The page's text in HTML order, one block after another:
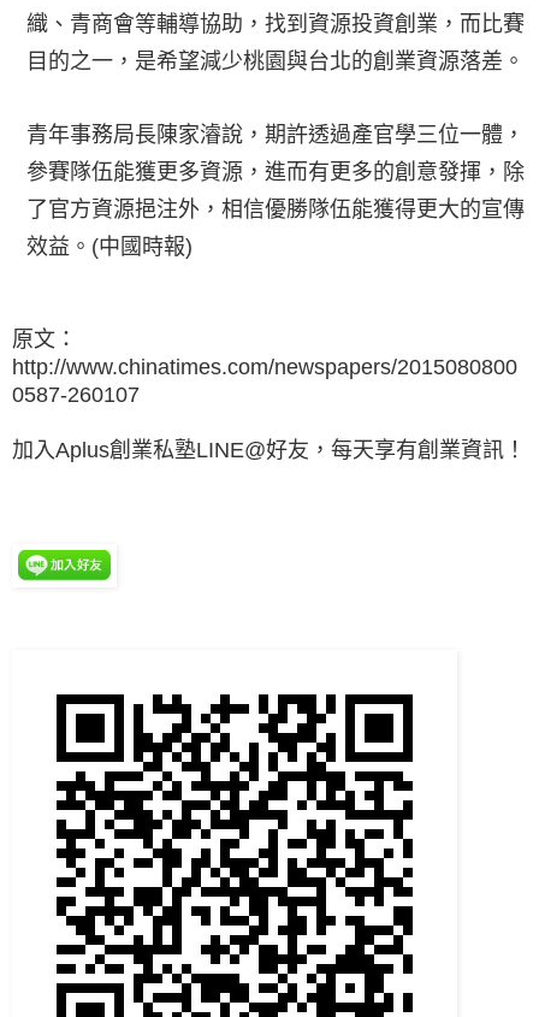
織、青商會等輔導協助，找到資源投資創業，而比賽
目的之一，是希望減少桃園與台北的創業資源落差。
青年事務局長陳家濬說，期許透過產官學三位一體，
參賽隊伍能獲更多資源，進而有更多的創意發揮，除
了官方資源挹注外，相信優勝隊伍能獲得更大的宣傳
效益。(中國時報)
原文：
http://www.chinatimes.com/newspapers/2015080800
0587-260107
加入Aplus創業私塾LINE@好友，每天享有創業資訊！